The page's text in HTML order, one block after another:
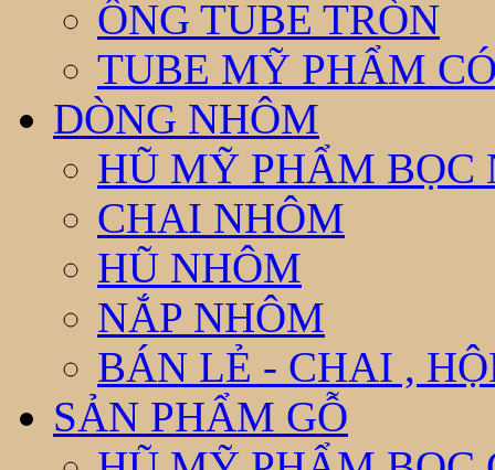
ỐNG TUBE TRÒN
TUBE MỸ PHẨM
DÒNG NHÔM
HŨ MỸ PHẨM BỌC
CHAI NHÔM
HŨ NHÔM
NẮP NHÔM
BÁN LẺ - CHAI ,
SẢN PHẨM GỖ